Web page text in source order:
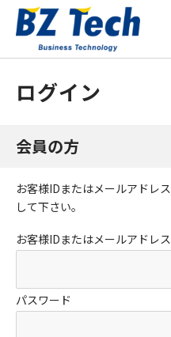
ログイン
会員の方
お客様IDまたはメールアドレス
して下さい。
お客様IDまたはメールアドレス
パスワード